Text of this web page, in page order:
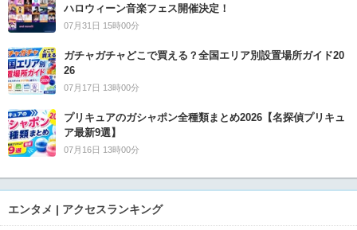
ハロウィーン音楽フェス開催決定！
07月31日 15時00分
ガチャガチャどこで買える？全国エリア別設置場所ガイド20
26
07月17日 13時00分
プリキュアのガシャポン全種類まとめ2026【名探偵プリキュ
ア最新9選】
07月16日 13時00分
エンタメ | アクセスランキング